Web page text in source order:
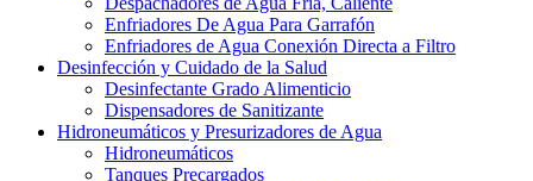
Enfriadores De Agua Para Garrafón
Enfriadores de Agua Conexión Directa a Filtro
Desinfección y Cuidado de la Salud
Desinfectante Grado Alimenticio
Dispensadores de Sanitizante
Hidroneumáticos y Presurizadores de Agua
Hidroneumáticos
Tanques Precargados